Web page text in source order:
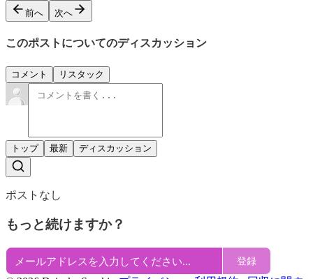
前へ 次へ
このポストについてのディスカッション
コメント リスタック
トップ 最新 ディスカッション
ポストなし
もっと続けますか？
登録